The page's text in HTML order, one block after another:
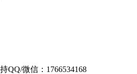
QQ/微信：1766534168